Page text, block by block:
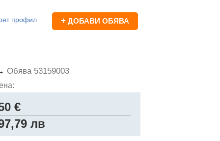
профил + ДОБАВИ ОБЯВА
Обява 53159003
€
лв